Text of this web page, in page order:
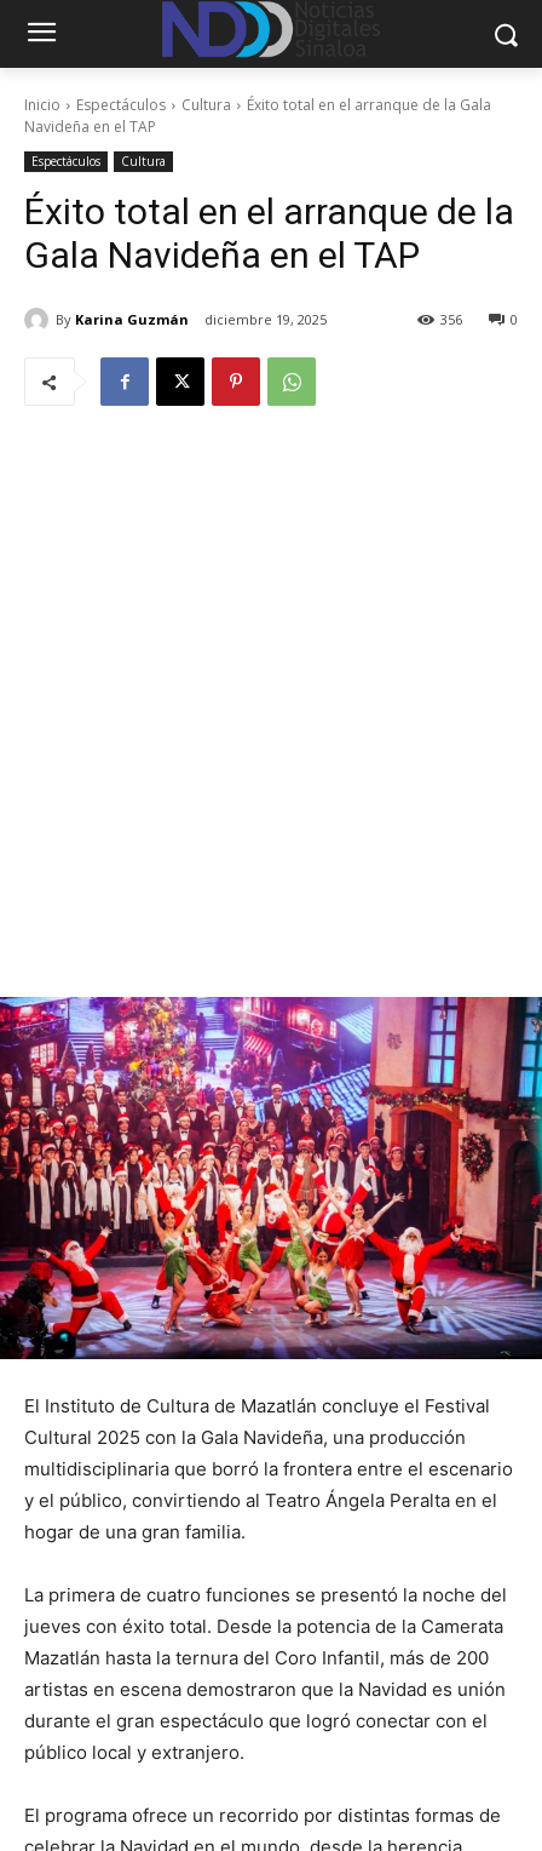
Inicio Espectáculos Cultura
Éxito total en el arranque de la Gala
Navideña en el TAP
Espectáculos Cultura
Éxito total en el arranque de la
Gala Navideña en el TAP
By Karina Guzmán diciembre 19, 2025 0
356
El Instituto de Cultura de Mazatlán concluye el Festival
Cultural 2025 con la Gala Navideña, una producción
multidisciplinaria que borró la frontera entre el escenario
y el público, convirtiendo al Teatro Ángela Peralta en el
hogar de una gran familia.
La primera de cuatro funciones se presentó la noche del
jueves con éxito total. Desde la potencia de la Camerata
Mazatlán hasta la ternura del Coro Infantil, más de 200
artistas en escena demostraron que la Navidad es unión
durante el gran espectáculo que logró conectar con el
público local y extranjero.
El programa ofrece un recorrido por distintas formas de